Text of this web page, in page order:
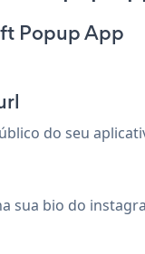
Popup App
do seu
sua bio do